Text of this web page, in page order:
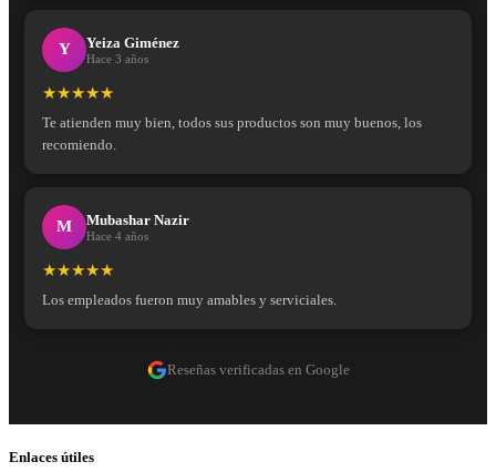
Y Yeiza Giménez
Hace 3 años
★★★★★
Te atienden muy bien, todos sus productos son muy buenos, los
recomiendo.
M Mubashar Nazir
Hace 4 años
★★★★★
Los empleados fueron muy amables y serviciales.
Reseñas verificadas en Google
Enlaces útiles